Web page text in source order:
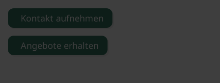
Kontakt aufnehmen
Angebote erhalten